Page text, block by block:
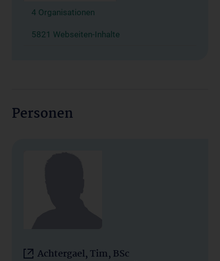
4 Organisationen
5821 Webseiten-Inhalte
Personen
Achtergael, Tim, BSc